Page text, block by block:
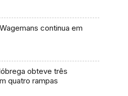
continua em
obteve três
quatro rampas